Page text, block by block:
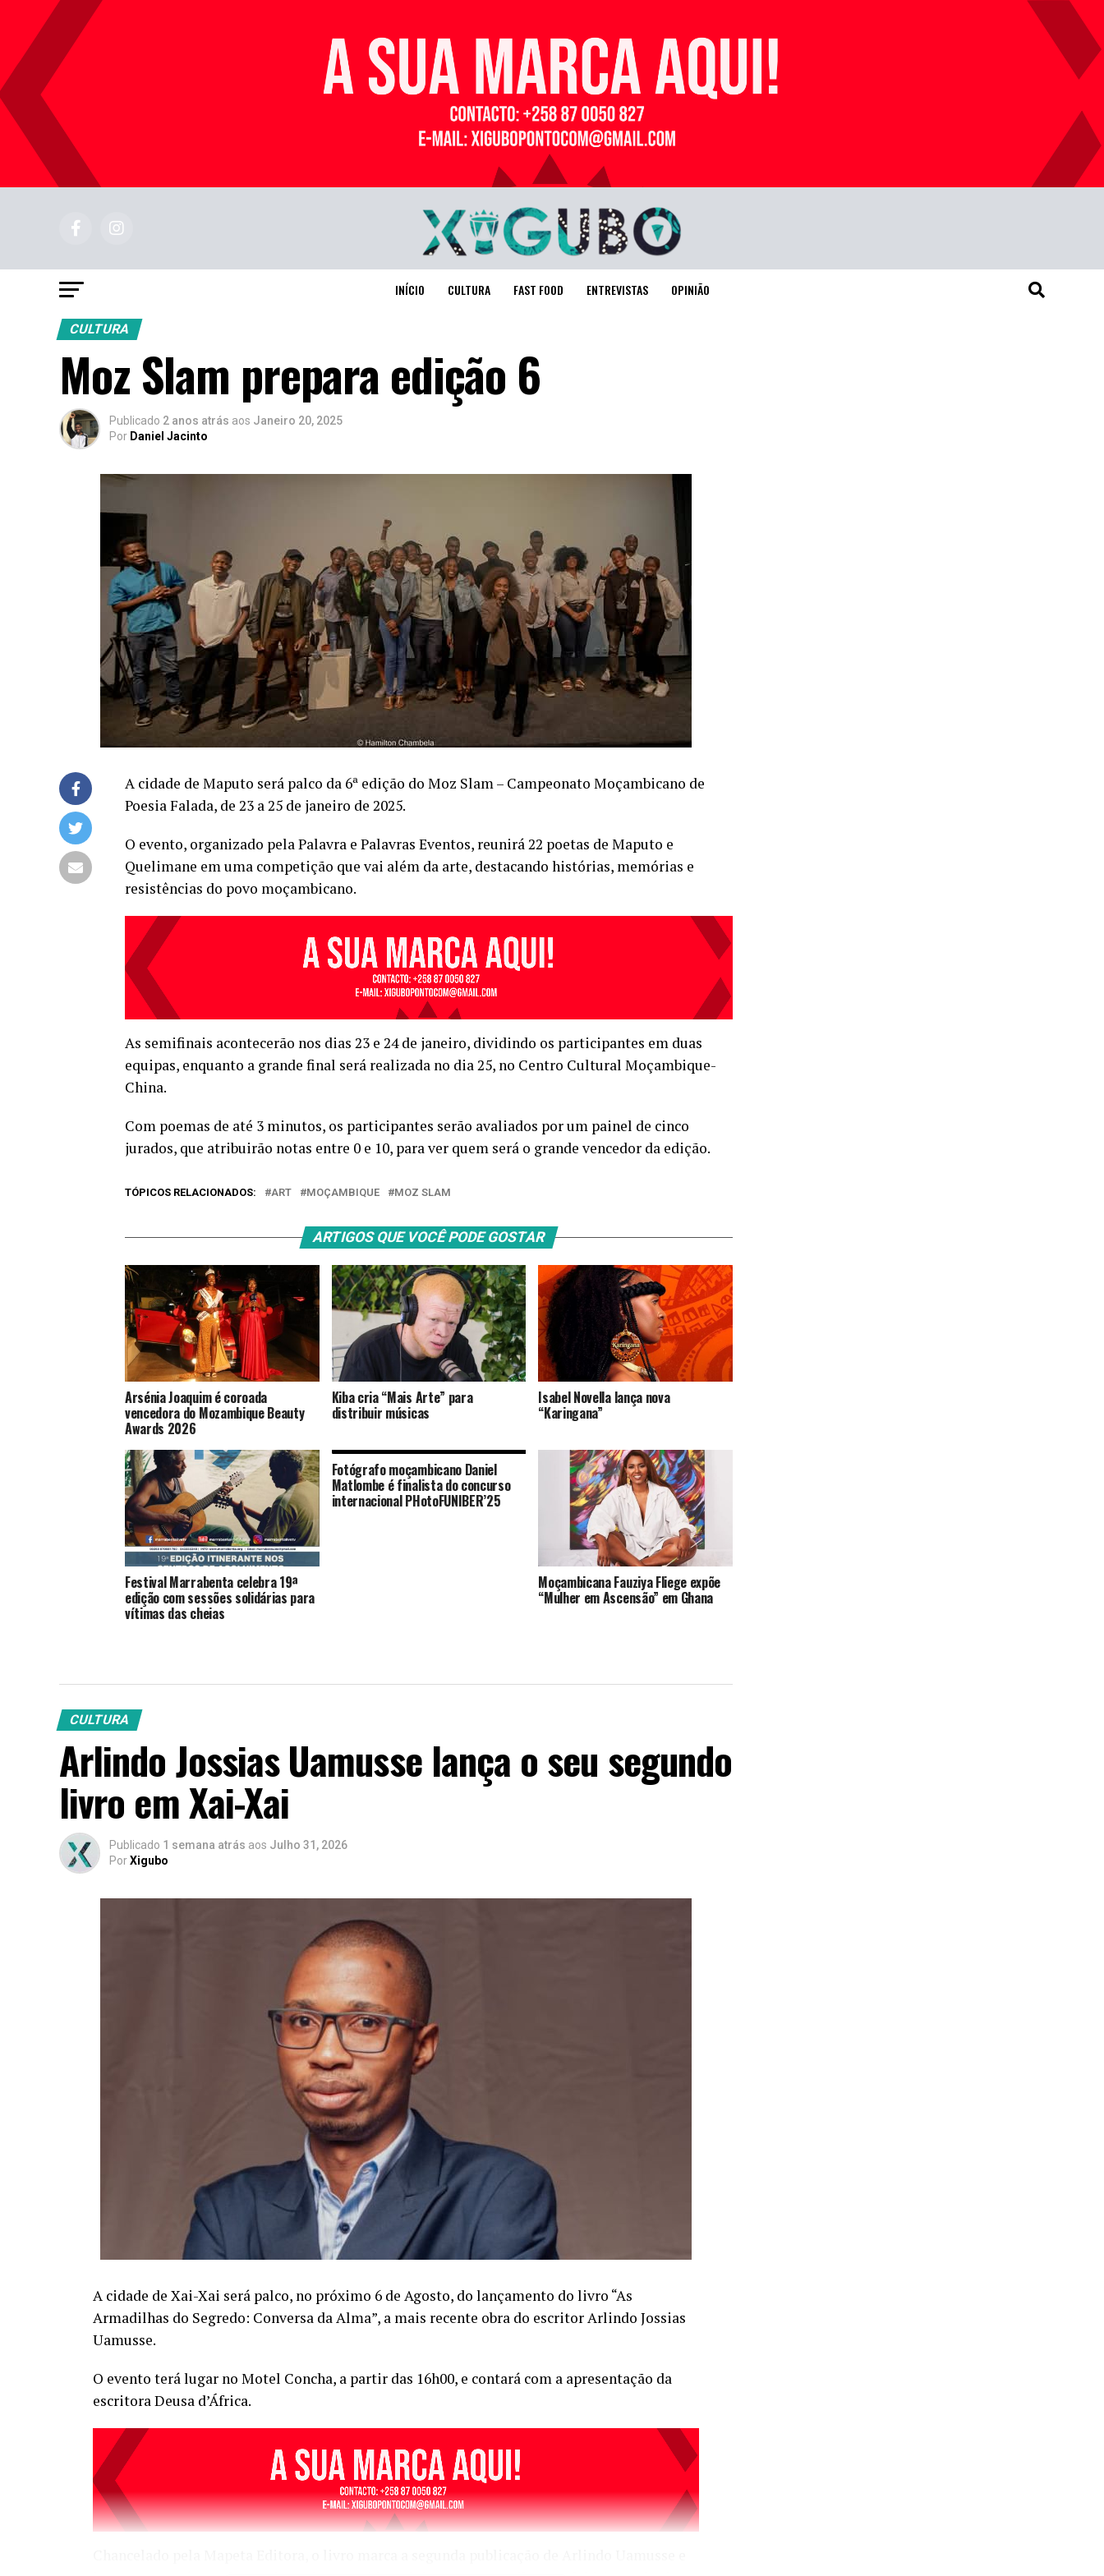
Publicidade
INÍCIO CULTURA FAST FOOD ENTREVISTAS OPINIÃO
CULTURA
Moz Slam prepara edição 6
Publicado 2 anos atrás aos Janeiro 20, 2025
Por Daniel Jacinto
A cidade de Maputo será palco da 6ª edição do Moz Slam – Campeonato Moçambicano de
Poesia Falada, de 23 a 25 de janeiro de 2025.
O evento, organizado pela Palavra e Palavras Eventos, reunirá 22 poetas de Maputo e
Quelimane em uma competição que vai além da arte, destacando histórias, memórias e
resistências do povo moçambicano.
As semifinais acontecerão nos dias 23 e 24 de janeiro, dividindo os participantes em duas
equipas, enquanto a grande final será realizada no dia 25, no Centro Cultural Moçambique-
China.
Com poemas de até 3 minutos, os participantes serão avaliados por um painel de cinco
jurados, que atribuirão notas entre 0 e 10, para ver quem será o grande vencedor da edição.
TÓPICOS RELACIONADOS: ART MOÇAMBIQUE MOZ SLAM
ARTIGOS QUE VOCÊ PODE GOSTAR
Arsénia Joaquim é coroada
vencedora do Mozambique Beauty
Awards 2026
Kiba cria “Mais Arte” para
distribuir músicas
Isabel Novella lança nova
“Karingana”
Festival Marrabenta celebra 19ª
edição com sessões solidárias para
vítimas das cheias
Fotógrafo moçambicano Daniel
Matlombe é finalista do concurso
internacional PHotoFUNIBER’25
Moçambicana Fauziya Fliege expõe
“Mulher em Ascensão” em Ghana
CULTURA
Arlindo Jossias Uamusse lança o seu segundo
livro em Xai-Xai
Publicado 1 semana atrás aos Julho 31, 2026
PorXigubo
A cidade de Xai-Xai será palco, no próximo 6 de Agosto, do lançamento do livro “As
Armadilhas do Segredo: Conversa da Alma”, a mais recente obra do escritor Arlindo Jossias
Uamusse.
O evento terá lugar no Motel Concha, a partir das 16h00, e contará com a apresentação da
escritora Deusa d’África.